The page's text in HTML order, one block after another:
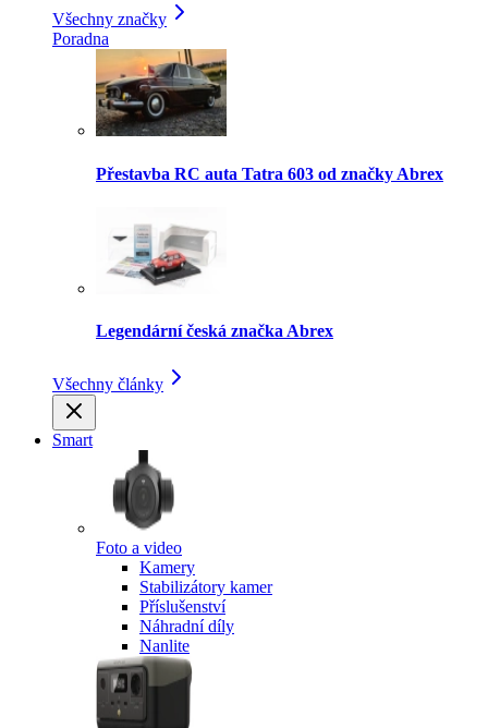
Všechny značky
Poradna
Přestavba RC auta Tatra 603 od značky Abrex
Legendární česká značka Abrex
Všechny články
Smart
Foto a video
Kamery
Stabilizátory kamer
Příslušenství
Náhradní díly
Nanlite